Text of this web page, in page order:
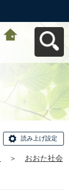
読み上げ設定
＞
おおた社会